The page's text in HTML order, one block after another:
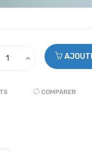
COMPARER